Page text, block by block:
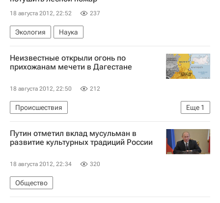
18 августа 2012, 22:52 237
Экология Наука
Неизвестные открыли огонь по
прихожанам мечети в Дагестане
18 августа 2012, 22:50 212
Еще 1
Происшествия
Нападение на мечеть в Дагестане
Путин отметил вклад мусульман в
развитие культурных традиций России
18 августа 2012, 22:34 320
Общество